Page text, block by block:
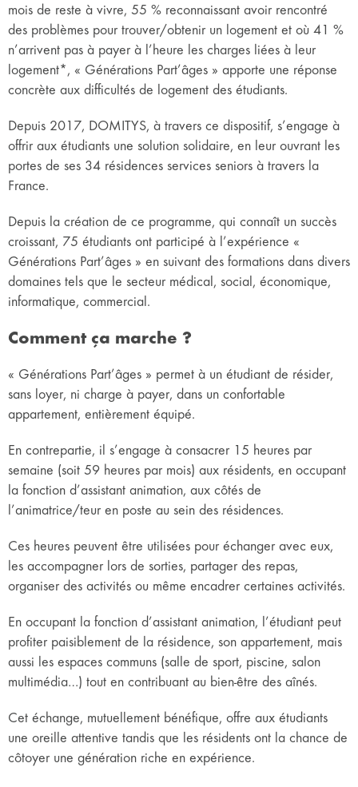
mois de reste à vivre, 55 % reconnaissant avoir rencontré
des problèmes pour trouver/obtenir un logement et où 41 %
n’arrivent pas à payer à l’heure les charges liées à leur
logement*, « Générations Part’âges » apporte une réponse
concrète aux difficultés de logement des étudiants.
Depuis 2017, DOMITYS, à travers ce dispositif, s’engage à
offrir aux étudiants une solution solidaire, en leur ouvrant les
portes de ses 34 résidences services seniors à travers la
France.
Depuis la création de ce programme, qui connaît un succès
croissant, 75 étudiants ont participé à l’expérience «
Générations Part’âges » en suivant des formations dans divers
domaines tels que le secteur médical, social, économique,
informatique, commercial.
Comment ça marche ?
« Générations Part’âges » permet à un étudiant de résider,
sans loyer, ni charge à payer, dans un confortable
appartement, entièrement équipé.
En contrepartie, il s’engage à consacrer 15 heures par
semaine (soit 59 heures par mois) aux résidents, en occupant
la fonction d’assistant animation, aux côtés de
l’animatrice/teur en poste au sein des résidences.
Ces heures peuvent être utilisées pour échanger avec eux,
les accompagner lors de sorties, partager des repas,
organiser des activités ou même encadrer certaines activités.
En occupant la fonction d’assistant animation, l’étudiant peut
profiter paisiblement de la résidence, son appartement, mais
aussi les espaces communs (salle de sport, piscine, salon
multimédia…) tout en contribuant au bien-être des aînés.
Cet échange, mutuellement bénéfique, offre aux étudiants
une oreille attentive tandis que les résidents ont la chance de
côtoyer une génération riche en expérience.